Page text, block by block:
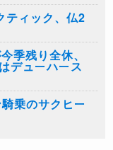
ティック、仏2
季残り全休、
デューハース
乗のサクヒー